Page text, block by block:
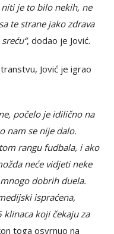
je to bilo nekih, ne
te strane jako zdrava
, dodao je Jović.
Jović je igrao
počelo je idilično na
nam se nije dalo.
rangu fudbala, i ako
neće vidjeti neke
dobrih duela.
ispraćena,
koji čekaju za
toga osvrnuo na